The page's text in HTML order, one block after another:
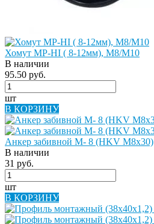
Хомут МР-HI ( 8-12мм), М8/M10
В наличии
95.50 руб.
шт
В КОРЗИНУ
Анкер забивной М- 8 (HKV M8x30)
В наличии
31 руб.
шт
В КОРЗИНУ